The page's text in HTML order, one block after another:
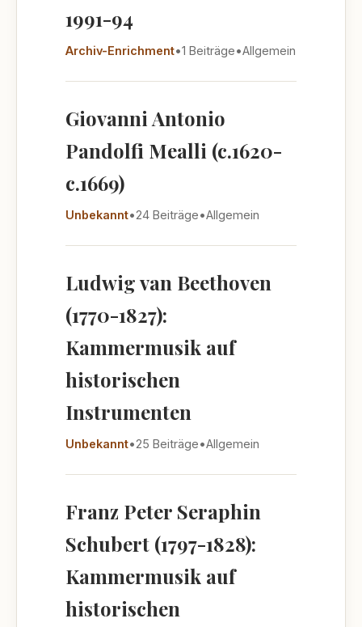
1991-94
Archiv-Enrichment•1 Beiträge•Allgemein
Giovanni Antonio
Pandolfi Mealli (c.1620-
c.1669)
Unbekannt•24 Beiträge•Allgemein
Ludwig van Beethoven
(1770-1827):
Kammermusik auf
historischen
Instrumenten
Unbekannt•25 Beiträge•Allgemein
Franz Peter Seraphin
Schubert (1797-1828):
Kammermusik auf
historischen